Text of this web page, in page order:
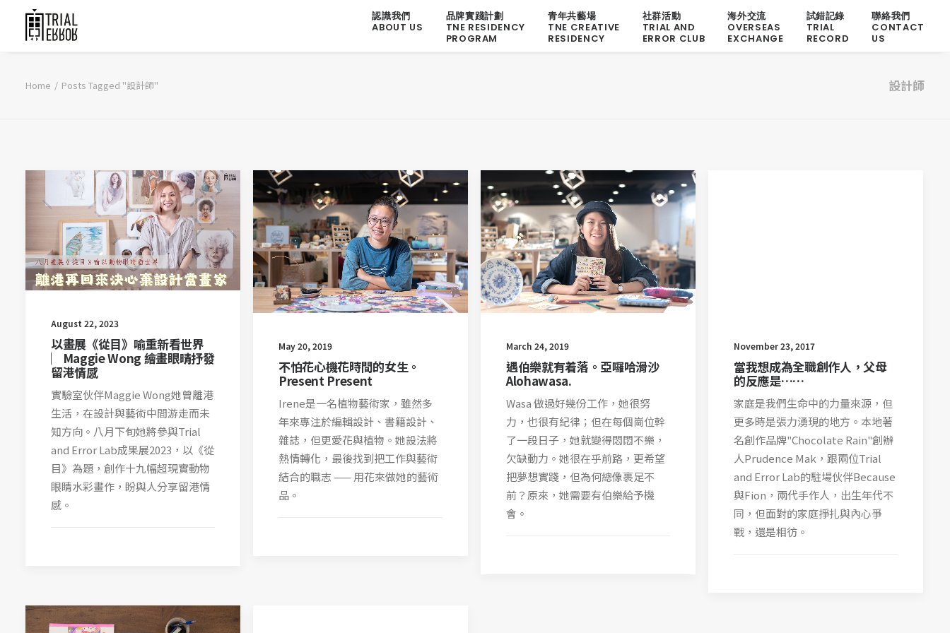
認識我們
ABOUT US
品牌實踐計劃
TNE RESIDENCY
PROGRAM
青年共藝場
TNE CREATIVE
RESIDENCY
社群活動
TRIAL AND
ERROR CLUB
海外交流
OVERSEAS
EXCHANGE
試錯記錄
TRIAL
RECORD
聯絡我們
CONTACT
US
設計師
Home Posts Tagged "設計師"
August 22, 2023
以畫展《從目》喻重新看世界
︳Maggie Wong 繪畫眼晴抒發
留港情感
實驗室伙伴Maggie Wong她曾離港
生活，在設計與藝術中間游走而未
知方向。八月下旬她將參與Trial
and Error Lab成果展2023，以《從
目》為題，創作十九幅超現實動物
眼睛水彩畫作，盼與人分享留港情
感。
May 20, 2019
不怕花心機花時間的女生。
Present Present
Irene是一名植物藝術家，雖然多
年來專注於編輯設計、書籍設計、
雜誌，但更愛花與植物。她設法將
熱情轉化，最後找到把工作與藝術
結合的職志 —— 用花來做她的藝術
品。
March 24, 2019
遇伯樂就有着落。亞囉哈滑沙
Alohawasa.
Wasa 做過好幾份工作，她很努
力，也很有紀律；但在每個崗位幹
了一段日子，她就變得悶悶不樂，
欠缺動力。她很在乎前路，更希望
把夢想實踐，但為何總像裹足不
前？原來，她需要有伯樂給予機
會。
November 23, 2017
當我想成為全職創作人，父母
的反應是……
家庭是我們生命中的力量來源，但
更多時是張力湧現的地方。本地著
名創作品牌"Chocolate Rain"創辦
人Prudence Mak，跟兩位Trial
and Error Lab的駐場伙伴Because
與Fion，兩代手作人，出生年代不
同，但面對的家庭掙扎與內心爭
戰，還是相彷。